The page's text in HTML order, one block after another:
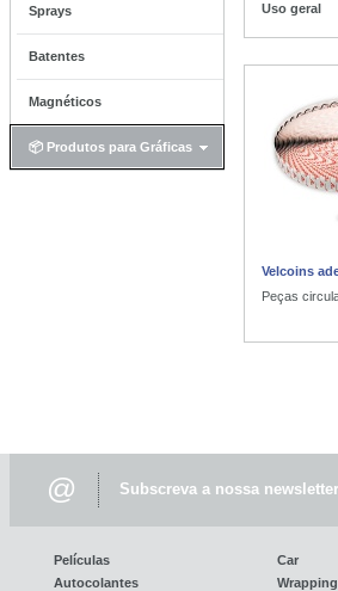
Sprays
Batentes
Magnéticos
📦 Produtos para Gráficas
Uso geral
Velcoins
Peças
@ Subscreva a nossa
Películas
Autocolantes
Car
Wrapping